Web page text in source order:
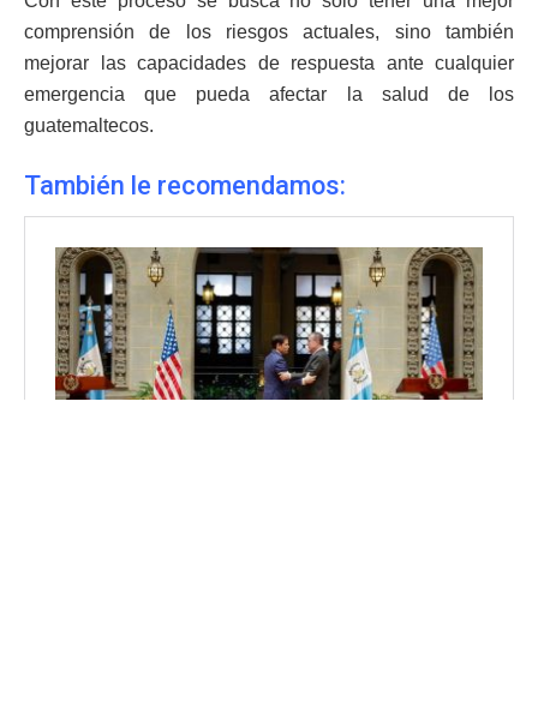
comprensión de los riesgos actuales, sino también
mejorar las capacidades de respuesta ante cualquier
emergencia que pueda afectar la salud de los
guatemaltecos.
También le recomendamos: